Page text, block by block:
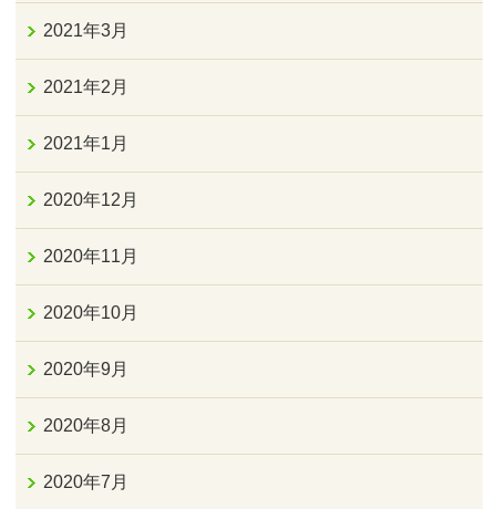
2021年3月
2021年2月
2021年1月
2020年12月
2020年11月
2020年10月
2020年9月
2020年8月
2020年7月